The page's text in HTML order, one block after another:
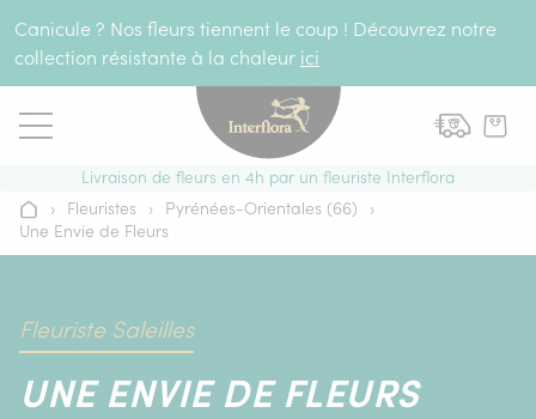
Canicule ? Nos fleurs tiennent le coup ! Découvrez notre
collection résistante à la chaleur ici
Livraison de fleurs en 4h par un fleuriste Interflora
Accueil
› Fleuristes › Pyrénées-Orientales (66)
›
Une Envie de Fleurs
Fleuriste Saleilles
UNE ENVIE DE FLEURS